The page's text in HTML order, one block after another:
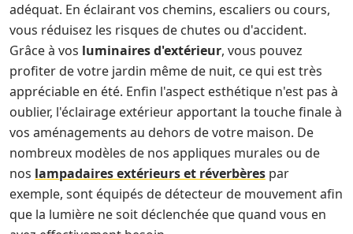
adéquat. En éclairant vos chemins, escaliers ou cours,
vous réduisez les risques de chutes ou d'accident.
Grâce à vos luminaires d'extérieur, vous pouvez
profiter de votre jardin même de nuit, ce qui est très
appréciable en été. Enfin l'aspect esthétique n'est pas à
oublier, l'éclairage extérieur apportant la touche finale à
vos aménagements au dehors de votre maison. De
nombreux modèles de nos appliques murales ou de
nos lampadaires extérieurs et réverbères par
exemple, sont équipés de détecteur de mouvement afin
que la lumière ne soit déclenchée que quand vous en